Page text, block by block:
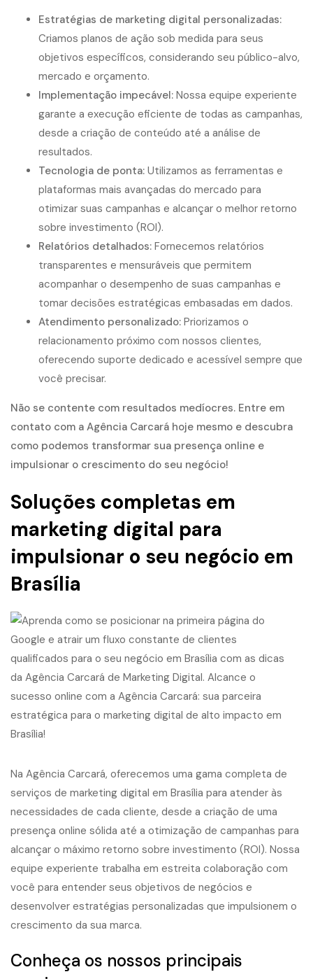
Estratégias de marketing digital personalizadas:
Criamos planos de ação sob medida para seus
objetivos específicos, considerando seu público-alvo,
mercado e orçamento.
Implementação impecável: Nossa equipe experiente
garante a execução eficiente de todas as campanhas,
desde a criação de conteúdo até a análise de
resultados.
Tecnologia de ponta: Utilizamos as ferramentas e
plataformas mais avançadas do mercado para
otimizar suas campanhas e alcançar o melhor retorno
sobre investimento (ROI).
Relatórios detalhados: Fornecemos relatórios
transparentes e mensuráveis que permitem
acompanhar o desempenho de suas campanhas e
tomar decisões estratégicas embasadas em dados.
Atendimento personalizado: Priorizamos o
relacionamento próximo com nossos clientes,
oferecendo suporte dedicado e acessível sempre que
você precisar.
Não se contente com resultados medíocres. Entre em
contato com a Agência Carcará hoje mesmo e descubra
como podemos transformar sua presença online e
impulsionar o crescimento do seu negócio!
Soluções completas em
marketing digital para
impulsionar o seu negócio em
Brasília
Na Agência Carcará, oferecemos uma gama completa de
serviços de marketing digital em Brasília para atender às
necessidades de cada cliente, desde a criação de uma
presença online sólida até a otimização de campanhas para
alcançar o máximo retorno sobre investimento (ROI). Nossa
equipe experiente trabalha em estreita colaboração com
você para entender seus objetivos de negócios e
desenvolver estratégias personalizadas que impulsionem o
crescimento da sua marca.
Conheça os nossos principais